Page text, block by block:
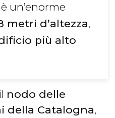
un’enorme
metri d’altezza,
più alto
nodo delle
della Catalogna,